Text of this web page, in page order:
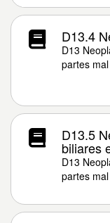
D13.4
D13
partes
D13.5
biliares
D13
partes